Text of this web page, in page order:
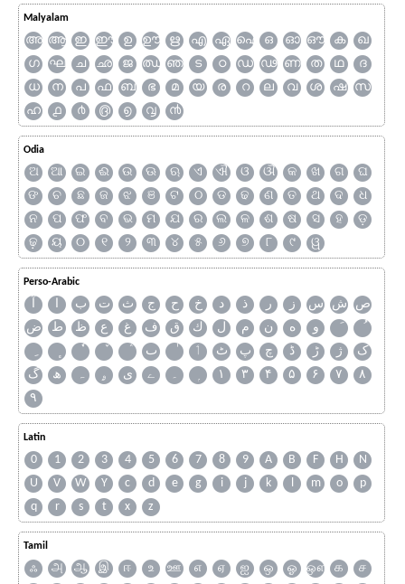
Malyalam
അ ആ ഇ ഈ ഉ ഊ ഋ എ ഏ ഐ ഒ ഓ ഔ ക
ഖ
ഗ
ഘ ച ഛ ജ ഝ ഞ ട ഠ ഡ ഢ ണ ത ഥ
ദ
ധ
ന പ ഫ ബ ഭ മ യ ര റ ല വ ശ ഷ
സ
ഹ
൧ ൪ ൫ ൭ ൮ ൯
Odia
ଅ ଆ ଇ ଈ ଉ ଊ ଋ ଏ ଐ ଓ ଔ କ ଖ ଗ
ଘ
ଙ
ଚ ଛ ଜ ଝ ଞ ଟ ଠ ଡ ଢ ଣ ତ ଥ ଦ
ଧ
ନ
ପ ଫ ବ ଭ ମ ଯ ର ଲ ଳ ଶ ଷ ସ ହ
ଡ଼
ଢ଼
ୟ ୦ ୧ ୨ ୩ ୪ ୫ ୬ ୭ ୮ ୯ ୱ
Perso-Arabic
آ ا ب ت ث ج ح خ د ذ ر ز س ش ص
ض
ط ظ ع غ ف ق ك ل م ن ه
و
ٮ
ٲ ٹ پ چ ڈ ڑ ژ
ک
گ
ھ ہ ۄ ی ے ۔ ۱ ۳ ۴ ۵ ۶ ۷
۸
۹
Latin
0 1 2 3 4 5 6 7 8 9 A B F H
N
U
V W Y c d e g i j k l m o
p
q
r s t x z
Tamil
ஃ அ ஆ இ ஈ உ ஊ எ ஏ ஐ ஒ ஓ ஔ க
ச